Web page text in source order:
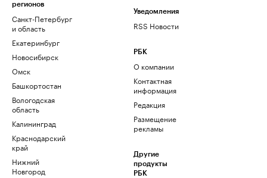
регионов
Санкт-Петербург
и область
Екатеринбург
Новосибирск
Омск
Башкортостан
Вологодская
область
Калининград
Краснодарский
край
Нижний
Новгород
Уведомления
RSS Новости
РБК
О компании
Контактная
информация
Редакция
Размещение
рекламы
Другие
продукты
РБК